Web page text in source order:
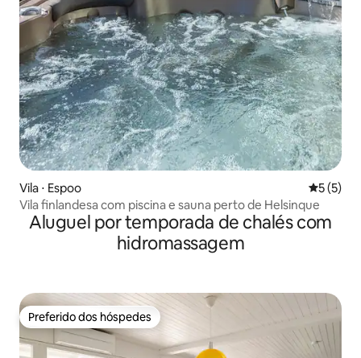
Vila ⋅ Espoo 5 de
5 (5)
Vila finlandesa com piscina e sauna perto de Helsinque
Aluguel por temporada de chalés com
hidromassagem
Preferido dos hóspedes
Preferido dos hóspedes